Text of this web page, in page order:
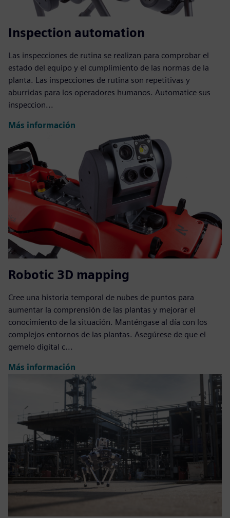
Inspection automation
Las inspecciones de rutina se realizan para comprobar el
estado del equipo y el cumplimiento de las normas de la
planta. Las inspecciones de rutina son repetitivas y
aburridas para los operadores humanos. Automatice sus
inspeccion...
Más información
Robotic 3D mapping
Cree una historia temporal de nubes de puntos para
aumentar la comprensión de las plantas y mejorar el
conocimiento de la situación. Manténgase al día con los
complejos entornos de las plantas. Asegúrese de que el
gemelo digital c...
Más información